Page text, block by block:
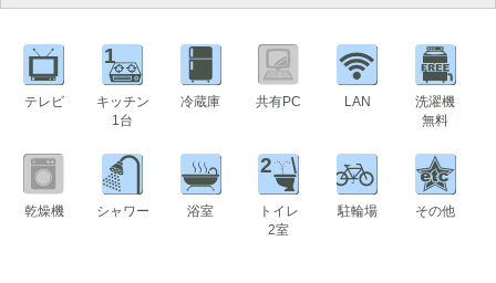
テレビ
1
キッチン
1台
冷蔵庫 共有PC LAN
洗濯機
無料
乾燥機 シャワー 浴室
2
トイレ
2室
駐輪場 その他